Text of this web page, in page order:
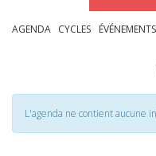
AGENDA CYCLES ÉVÉNEMENTS
L'agenda ne contient aucune